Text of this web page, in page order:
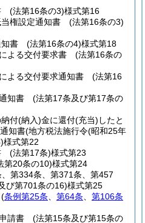
(法第16条の3)様式第16
当権設定通知書 (法第16条の3)
知書 (法第16条の4)様式第18
よる交付要求書 (法第16条の
よる交付要求通知書 (法第16
知書 (法第17条及び第17条の
付(納入)金に還付(充当) したと
通知書(地方税法施行令(昭和25年
様式第22
(法第17条)様式第23
第20条の10)様式第24
第334条、第371条、第457
び第701条の16)様式第25
(条例第25条 第64条
第106条
請書 (法第15条及び第15条の